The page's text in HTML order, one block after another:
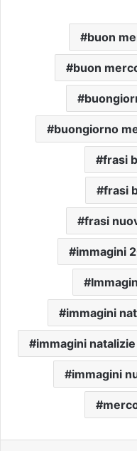
buon
buon
buongiorno
frasi
frasi
frasi
immagini
immagini
immagini
immagini